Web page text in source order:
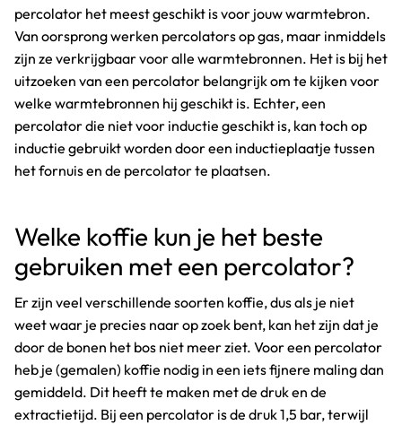
percolator het meest geschikt is voor jouw warmtebron.
Van oorsprong werken percolators op gas, maar inmiddels
zijn ze verkrijgbaar voor alle warmtebronnen. Het is bij het
uitzoeken van een percolator belangrijk om te kijken voor
welke warmtebronnen hij geschikt is. Echter, een
percolator die niet voor inductie geschikt is, kan toch op
inductie gebruikt worden door een inductieplaatje tussen
het fornuis en de percolator te plaatsen.
Welke koffie kun je het beste
gebruiken met een percolator?
Er zijn veel verschillende soorten koffie, dus als je niet
weet waar je precies naar op zoek bent, kan het zijn dat je
door de bonen het bos niet meer ziet. Voor een percolator
heb je (gemalen) koffie nodig in een iets fijnere maling dan
gemiddeld. Dit heeft te maken met de druk en de
extractietijd. Bij een percolator is de druk 1,5 bar, terwijl